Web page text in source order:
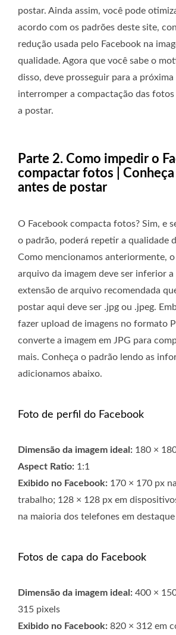
postar. Ainda assim, você pode
acordo com os padrões deste site,
redução usada pelo Facebook na
qualidade. Agora que você sabe o
disso, deve prosseguir para a
interromper a compactação das fotos
a postar.
Parte 2. Como impedir o
compactar fotos |
antes de postar
O Facebook compacta fotos? Sim, e
o padrão, poderá repetir a qualidade
Como mencionamos anteriormente,
arquivo da imagem deve ser inferior a
extensão de arquivo recomendada
postar aqui deve ser .jpg ou .jpeg.
fazer upload de imagens no formato
converte a imagem em JPG para
mais. Conheça o padrão lendo as
adicionamos abaixo.
Foto de perfil do Facebook
Dimensão da imagem ideal: 180 ×
Aspect Ratio: 1:1
Exibido no Facebook: 170 × 170 px
trabalho; 128 × 128 px em
na maioria dos telefones em destaque
Fotos de capa do Facebook
Dimensão da imagem ideal: 400 ×
315 pixels
Exibido no Facebook: 820 × 312 em